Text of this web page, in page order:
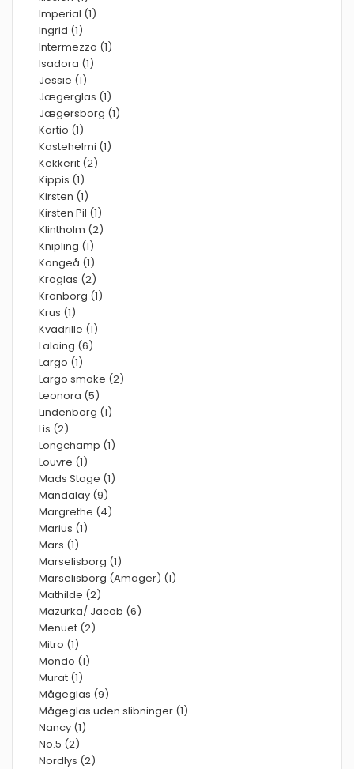
Imperial (1)
Ingrid (1)
Intermezzo (1)
Isadora (1)
Jessie (1)
Jægerglas (1)
Jægersborg (1)
Kartio (1)
Kastehelmi (1)
Kekkerit (2)
Kippis (1)
Kirsten (1)
Kirsten Pil (1)
Klintholm (2)
Knipling (1)
Kongeå (1)
Kroglas (2)
Kronborg (1)
Krus (1)
Kvadrille (1)
Lalaing (6)
Largo (1)
Largo smoke (2)
Leonora (5)
Lindenborg (1)
Lis (2)
Longchamp (1)
Louvre (1)
Mads Stage (1)
Mandalay (9)
Margrethe (4)
Marius (1)
Mars (1)
Marselisborg (1)
Marselisborg (Amager) (1)
Mathilde (2)
Mazurka/ Jacob (6)
Menuet (2)
Mitro (1)
Mondo (1)
Murat (1)
Mågeglas (9)
Mågeglas uden slibninger (1)
Nancy (1)
No.5 (2)
Nordlys (2)